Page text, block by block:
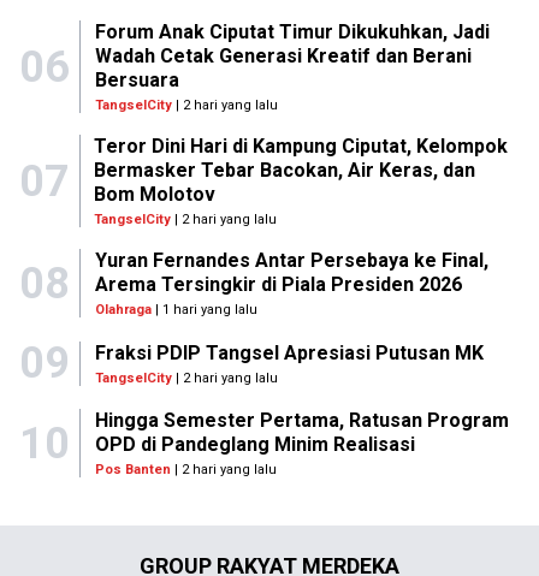
06
Forum Anak Ciputat Timur Dikukuhkan, Jadi
Wadah Cetak Generasi Kreatif dan Berani
Bersuara
TangselCity| 2 hari yang lalu
07
Teror Dini Hari di Kampung Ciputat, Kelompok
Bermasker Tebar Bacokan, Air Keras, dan
Bom Molotov
TangselCity | 2 hari yang lalu
08
Yuran Fernandes Antar Persebaya ke Final,
Arema Tersingkir di Piala Presiden 2026
Olahraga| 1 hari yang lalu
09 Fraksi PDIP Tangsel Apresiasi Putusan MK
TangselCity | 2 hari yang lalu
10
Hingga Semester Pertama, Ratusan Program
OPD di Pandeglang Minim Realisasi
Pos Banten | 2 hari yang lalu
GROUP RAKYAT MERDEKA